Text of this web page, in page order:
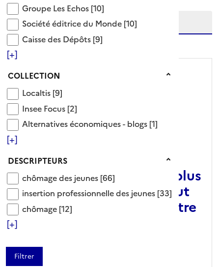
Groupe Les Echos
Groupe Les Echos [10]
Société éditrice du Monde
Société éditrice du Monde [10]
Caisse des Dépôts
Caisse des Dépôts [9]
[+]
Collection
COLLECTION
Localtis
Localtis [9]
Insee Focus
Insee Focus [2]
Alternatives économiques - blogs
Alternatives économiques - blogs [1]
[+]
Descripteurs
DESCRIPTEURS
chômage des jeunes
chômage des jeunes [66]
insertion professionnelle des jeunes
insertion professionnelle des jeunes [33]
chômage
chômage [12]
[+]
Etendre la recherche sur
niveau(x) vers le bas
"Les jeunes ne peuvent plus
attendre ! Pour un sursaut
collectif en faveur de notre
jeunesse"
Nouveauté